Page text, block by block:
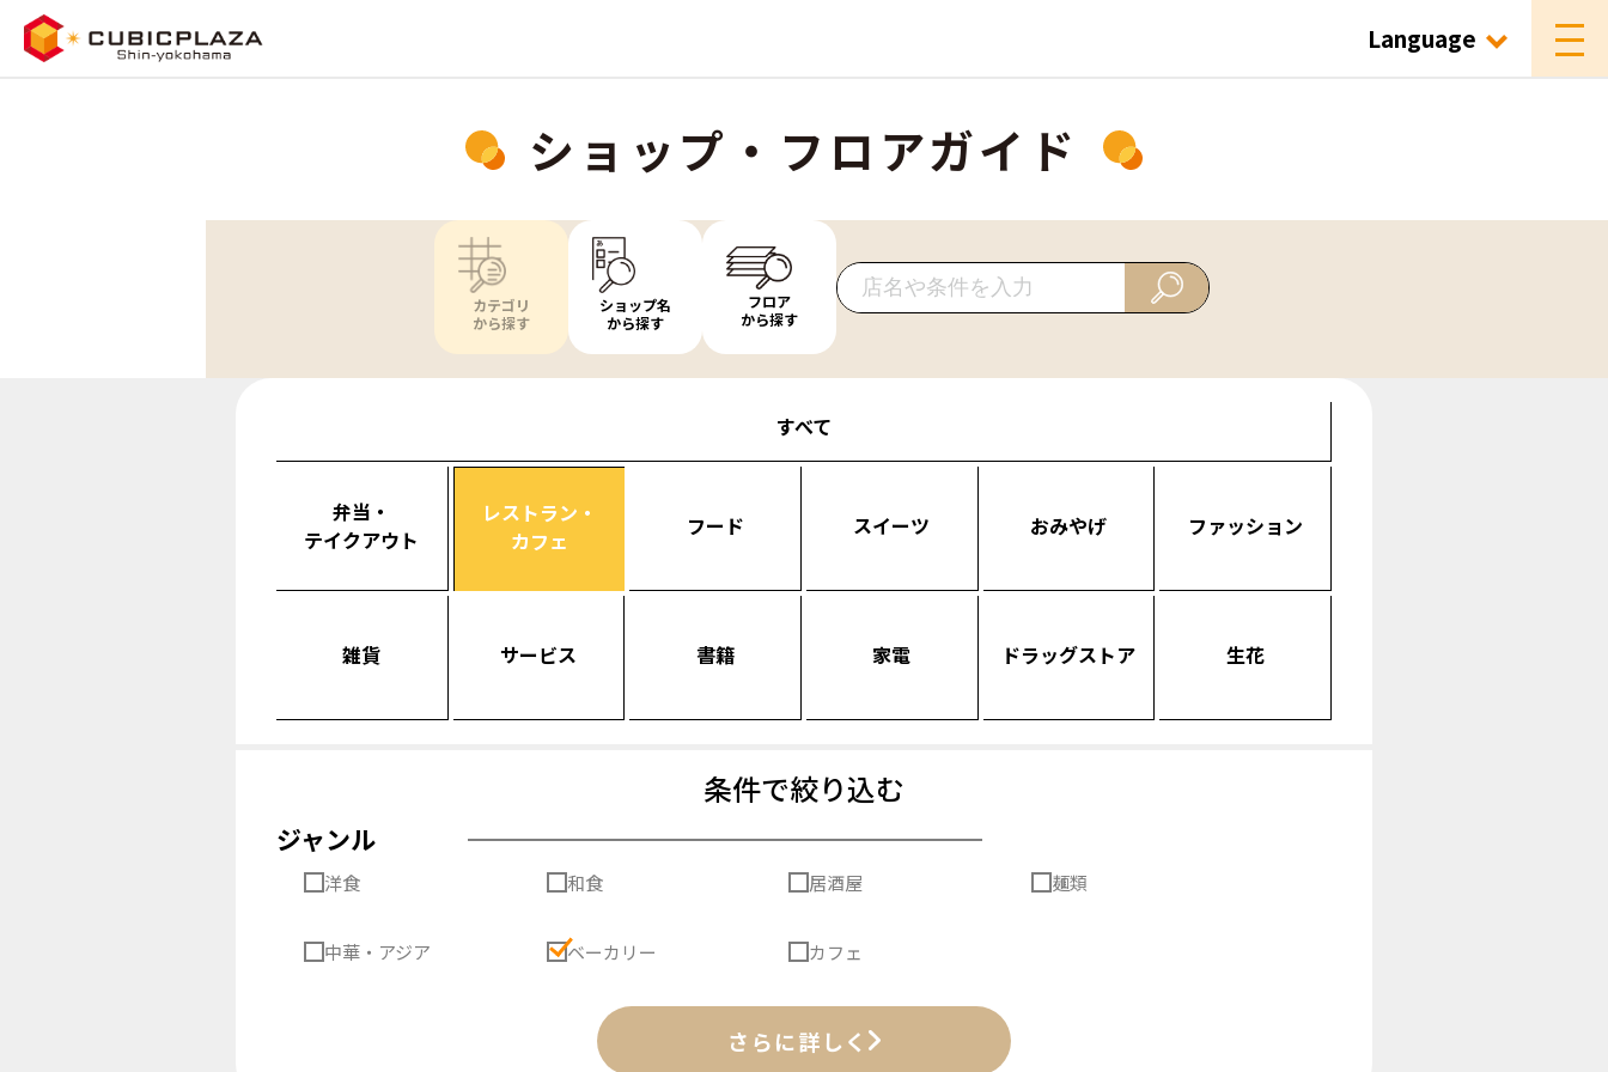
Language
ショップ・フロアガイド
カテゴリ
から探す
ショップ名
から探す
フロア
から探す
すべて
弁当・
テイクアウト
レストラン・
カフェ
フード スイーツ おみやげ ファッション
雑貨 サービス 書籍 家電 ドラッグストア 生花
条件で絞り込む
ジャンル
洋食 和食 居酒屋 麺類
中華・アジア ベーカリー カフェ
さらに詳しく